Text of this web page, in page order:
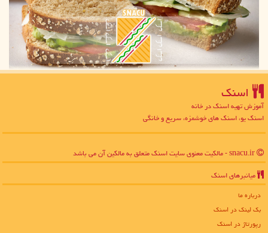
اسنك
آموزش تهیه اسنک در خانه
اسنک یو، اسنک های خوشمزه، سریع و خانگی
میانبرهای اسنك
درباره ما
بک لینک در اسنك
رپورتاژ در اسنك